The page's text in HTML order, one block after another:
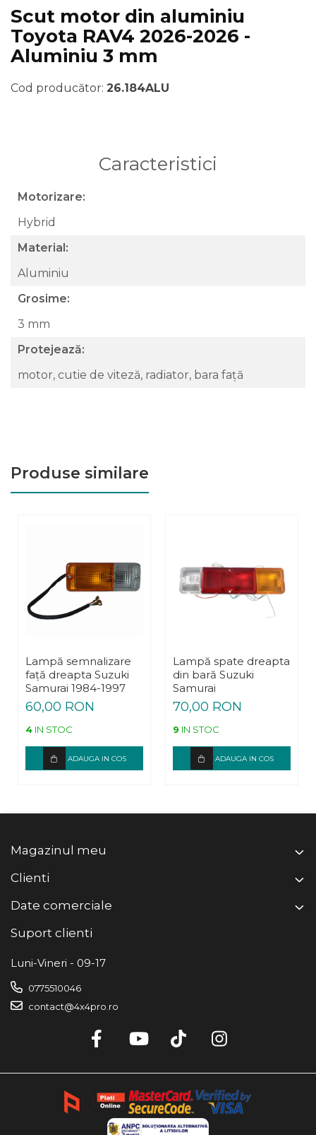
Scut motor din aluminiu
Toyota RAV4 2026-2026 -
Aluminiu 3 mm
Cod producător: 26.184ALU
Caracteristici
Motorizare:
Hybrid
Material:
Aluminiu
Grosime:
3 mm
Protejează:
motor, cutie de viteză, radiator, bara față
Produse similare
Lampă semnalizare
față dreapta Suzuki
Samurai 1984-1997
60,00 RON
4 IN STOC
ADAUGA IN COS
Lampă spate dreapta
din bară Suzuki
Samurai
70,00 RON
9 IN STOC
ADAUGA IN COS
Magazinul meu
Clienti
Date comerciale
Suport clienti
Luni-Vineri - 09-17
0775510046
contact@4x4pro.ro